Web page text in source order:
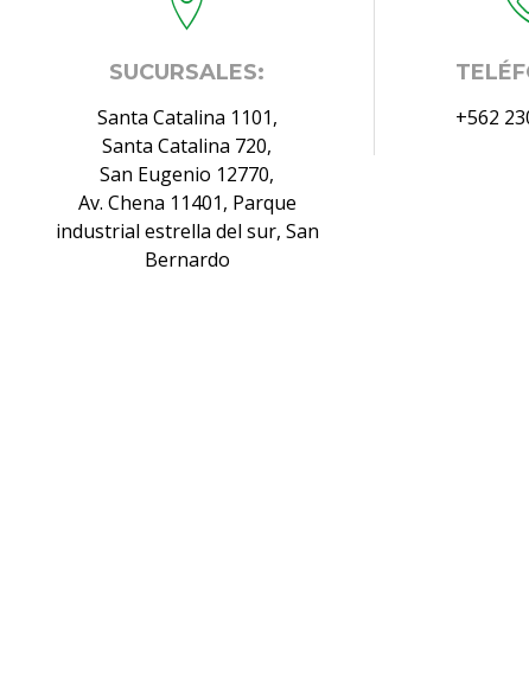
SUCURSALES:
Santa Catalina 1101,
Santa Catalina 720,
San Eugenio 12770,
Av. Chena 11401, Parque
industrial estrella del sur, San
Bernardo
+562